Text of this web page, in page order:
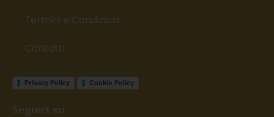
Termini e Condizioni
Contatti
Privacy Policy Cookie Policy
Seguici su